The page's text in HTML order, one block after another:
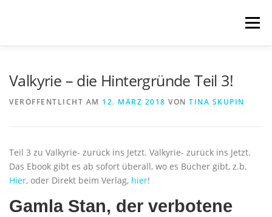
Menü
ÜBER MICH IMPRESSUM & DATENSCHUTZ
Valkyrie – die Hintergründe Teil 3!
VERÖFFENTLICHT AM 12. MÄRZ 2018 VON TINA SKUPIN
Teil 3 zu Valkyrie- zurück ins Jetzt. Valkyrie- zurück ins Jetzt.
Das Ebook gibt es ab sofort überall, wo es Bücher gibt, z.b.
Hier, oder Direkt beim Verlag, hier!
Gamla Stan, der verbotene